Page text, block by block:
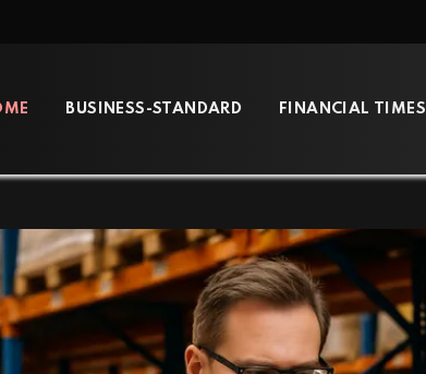
BUSINESS-STANDARD FINANCIAL TIMES